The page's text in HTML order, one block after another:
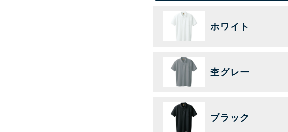
ホワイト
杢グレー
ブラック